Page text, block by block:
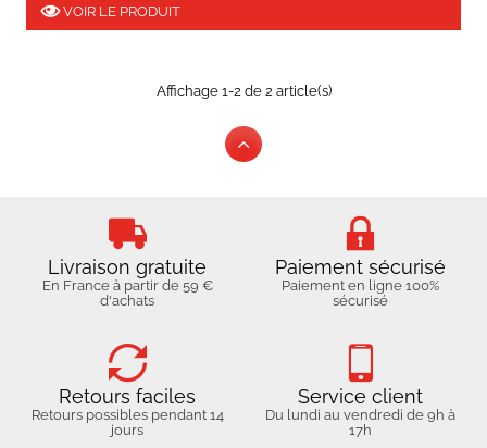
VOIR LE PRODUIT
Affichage 1-2 de 2 article(s)
Livraison gratuite
En France à partir de 59 €
d'achats
Paiement sécurisé
Paiement en ligne 100%
sécurisé
Retours faciles
Retours possibles pendant 14
jours
Service client
Du lundi au vendredi de 9h à
17h